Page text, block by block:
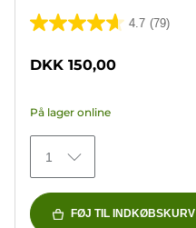
4.7 (79)
4.7
stjerner.
79
anmeldelser
DKK 150,00
På lager online
1
FØJ TIL INDKØBSKURV